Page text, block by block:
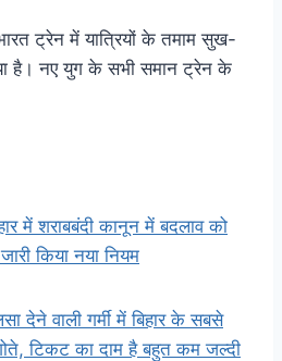
ट्रेन में यात्रियों के तमाम सुख-
है। नए युग के सभी समान ट्रेन के
में शराबबंदी कानून में बदलाव को
किया नया नियम
वाली गर्मी में बिहार के सबसे
टिकट का दाम है बहुत कम जल्दी